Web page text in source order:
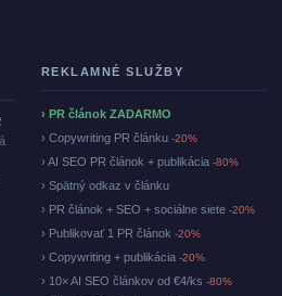
REKLAMNÉ SLUŽBY
› PR článok ZADARMO
› Copywriting PR článku -20%
› AI SEO PR článok + publikácia -80%
› Spätný odkaz v článku
› PR článok + SEO + sociálne siete -20%
› Publikovať 1 PR článok -20%
› Copywriting + publikácia -20%
› 10× AI SEO článkov od €4/ks -80%